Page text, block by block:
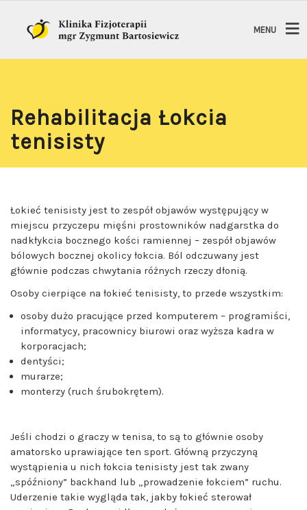
MENU
Rehabilitacja Łokcia
tenisisty
Łokieć tenisisty jest to zespół objawów występujący w
miejscu przyczepu mięśni prostowników nadgarstka do
nadkłykcia bocznego kości ramiennej – zespół objawów
bólowych bocznej okolicy łokcia. Ból odczuwany jest
głównie podczas chwytania różnych rzeczy dłonią.
Osoby cierpiące na łokieć tenisisty, to przede wszystkim:
osoby dużo pracujące przed komputerem – programiści,
informatycy, pracownicy biurowi oraz wyższa kadra w
korporacjach;
dentyści;
murarze;
monterzy (ruch śrubokrętem).
Jeśli chodzi o graczy w tenisa, to są to głównie osoby
amatorsko uprawiające ten sport. Główną przyczyną
wystąpienia u nich łokcia tenisisty jest tak zwany
„spóźniony” backhand lub „prowadzenie łokciem” ruchu.
Uderzenie takie wygląda tak, jakby łokieć sterował